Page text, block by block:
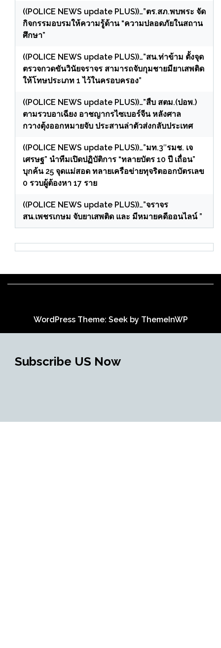
((POLICE NEWS update PLUS))…”ตร.สภ.พบพระ จัด
กิจกรรมอบรมให้ความรู้ด้าน “ความปลอดภัยในสถาน
ศึกษา”
((POLICE NEWS update PLUS))…”สน.ท่าข้าม ตั้งจุด
ตรวจกวดขันวินัยจราจร สามารถจับกุมชายมียาเสพติด
ให้โทษประเภท 1 ไว้ในครอบครอง”
((POLICE NEWS update PLUS))…”สืบ สตม.(ปอพ.)
ตามรวบอาเฉียง อาชญากรไซเบอร์จีน หลังศาล
กวางตุ้งออกหมายจับ ประสานล่าตัวส่งกลับประเทศ
((POLICE NEWS update PLUS))…”มท.3″รมช. เจ
เศรษฐ” นำทีมเปิดปฏิบัติการ “ทลายบัตร 10 ปี เถื่อน”
บุกค้น 25 จุดแม่สอด ทลายเครือข่ายทุจริตออกบัตรเลข
0 รวบผู้ต้องหา 17 ราย
((POLICE NEWS update PLUS))…”จราจร
สน.เพชรเกษม จับยาเสพติด และ มีหมายคดีออนไลน์ ”
WordPress Theme: Seek by ThemeInWP
Subscribe US Now